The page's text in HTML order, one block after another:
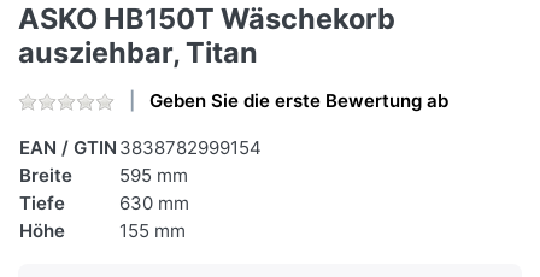
ASKO HB150T Wäschekorb
ausziehbar, Titan
Geben Sie die erste Bewertung ab
EAN / GTIN 3838782999154
Breite
595 mm
Tiefe
630 mm
Höhe
155 mm